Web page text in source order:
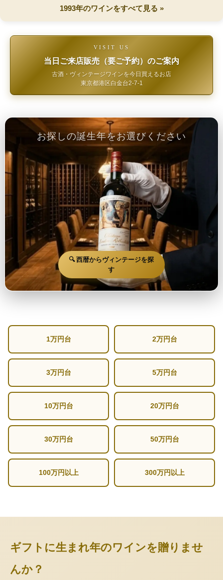
1993年のワインをすべて見る »
VISIT US
当日ご来店販売（要ご予約）のご案内
古酒・ヴィンテージワインを今日買えるお店
東京都港区白金台2-7-1
お探しの誕生年をお選びください
🔍 西暦からヴィンテージを探
す
1万円台 2万円台
3万円台 5万円台
10万円台 20万円台
30万円台 50万円台
100万円以上 300万円以上
ギフトに生まれ年のワインを贈りませ
んか？